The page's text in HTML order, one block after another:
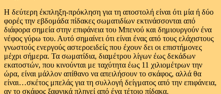
Η δεύτερη έκπληξη-πρόκληση για τη αποστολή είναι ότι μία ή δύο
φορές την εβδομάδα πίδακες σωματιδίων εκτινάσσονται από
διάφορα σημεία στην επιφάνεια του Μπενού και δημιουργούν ένα
νέφος γύρω του. Αυτό σημαίνει ότι είναι ένας από τους ελάχιστους
γνωστούς ενεργούς αστεροειδείς που έχουν δει οι επιστήμονες
μέχρι σήμερα. Τα σωματίδια, διαμέτρου λίγων έως δεκάδων
εκατοστών, που κινούνται με ταχύτητα έως 11 χιλιομέτρων την
ώρα, είναι μάλλον απίθανο να απειλήσουν το σκάφος, αλλά θα
είναι…σκέτος μπελάς για τη συλλογή δείγματος από την επιφάνεια,
αν το σκάφος ξαφνικά πληγεί από ένα τέτοιο πίδακα.